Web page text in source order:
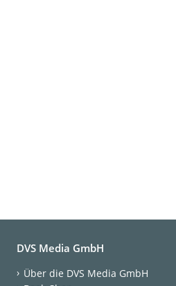
DVS Media GmbH
Über die DVS Media GmbH